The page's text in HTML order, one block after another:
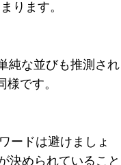
ります。
純な並びも推測され
です。
ードは避けましょ
決められていること